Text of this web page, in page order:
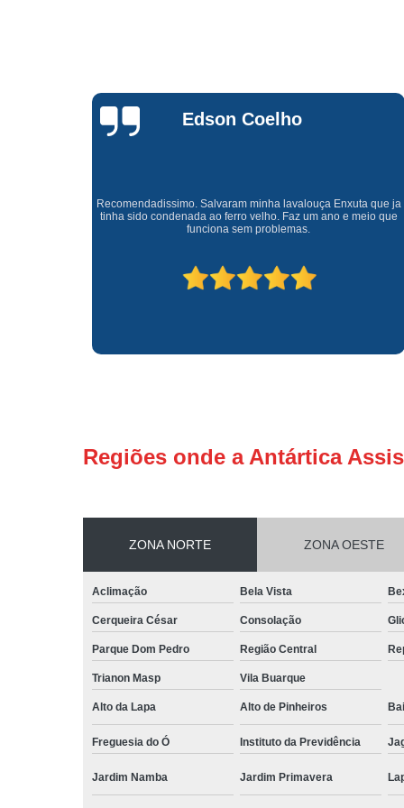
Waldirene
Monteiro
Uma empresa á 41 anos no mercado que sempre valoriza o
cliente ótimo atendimento com garantia de todos o serviços.
Regiões onde a Antártica
ZONA NORTE ZONA OESTE
Aclimação Bela Vista
Cerqueira César Consolação
Parque Dom Pedro Região Central
Trianon Masp Vila Buarque
Alto da Lapa Alto de Pinheiros
Freguesia do Ó Instituto da Previdência
Jardim Namba Jardim Primavera